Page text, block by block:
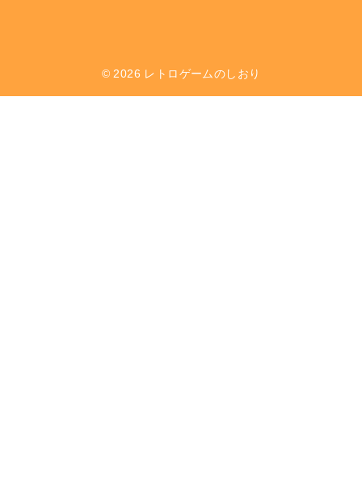
© 2026 レトロゲームのしおり